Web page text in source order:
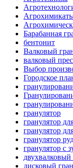
Барабанная
бентонит
Валковый
валковый
Выбор
Городское
гранулятор
гранулятор
гранулятор
гранулятор
гранулятор с
двухвалковый
дисковый